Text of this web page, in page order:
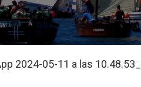
2024-05-11 a las